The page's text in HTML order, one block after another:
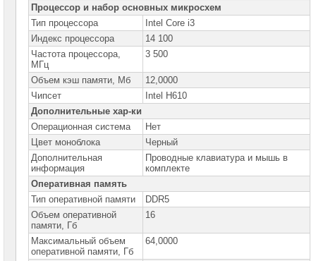
Моноблоки
Dell
Inspiron
Моноблоки
Lenovo
Моноблоки
MSI
Моноблоки
MSI
Modern
Моноблоки
MSI
PRO
►
Компьютеры
Brand
Name
Процессор и набор основных микросхем
Тип процессора
Intel Core i3
Индекс процессора
14 100
Частота процессора,
МГц
3 500
Объем кэш памяти, Мб
12,0000
Чипсет
Intel H610
Дополнительные хар-ки
Операционная система
Нет
Цвет моноблока
Черный
Дополнительная
информация
Проводные клавиатура и мышь в
комплекте
Оперативная память
Тип оперативной памяти
DDR5
Объем оперативной
памяти, Гб
16
Максимальный объем
оперативной памяти, Гб
64,0000